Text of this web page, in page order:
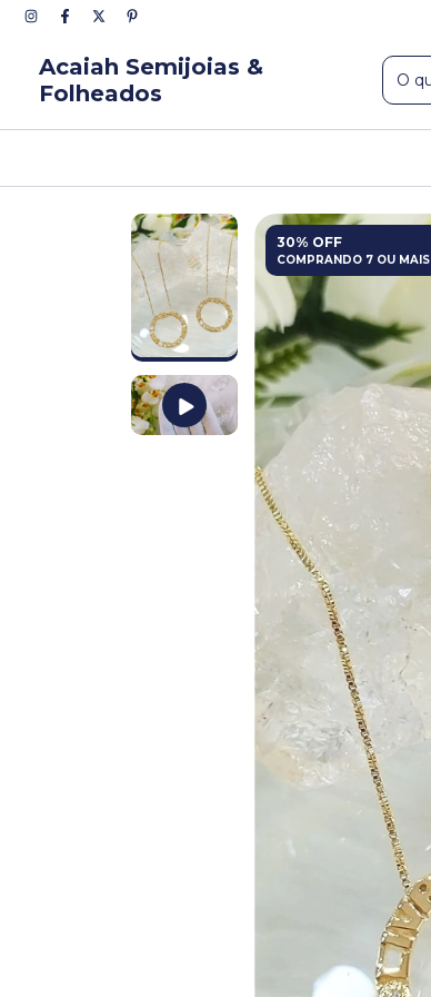
Acaiah Semijoias &
Folheados
30% OFF
COMPRANDO 7 OU MAIS